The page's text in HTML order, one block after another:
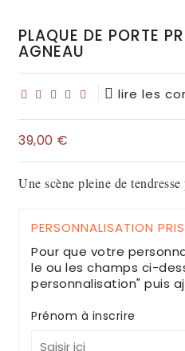
PLAQUE DE PORTE
AGNEAU
lire les
39,00 €
Une scène pleine de
PERSONNALISATION
Pour que votre
le ou les champs ci-
personnalisation" puis
Prénom à inscrire